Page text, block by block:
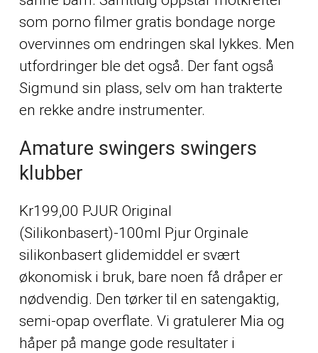
som porno filmer gratis bondage norge
overvinnes om endringen skal lykkes. Men
utfordringer ble det også. Der fant også
Sigmund sin plass, selv om han trakterte
en rekke andre instrumenter.
Amature swingers swingers
klubber
Kr199,00 PJUR Original
(Silikonbasert)-100ml Pjur Orginale
silikonbasert glidemiddel er svært
økonomisk i bruk, bare noen få dråper er
nødvendig. Den tørker til en satengaktig,
semi-opap overflate. Vi gratulerer Mia og
håper på mange gode resultater i